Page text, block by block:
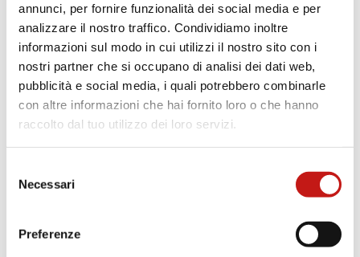
annunci, per fornire funzionalità dei social media e per
analizzare il nostro traffico. Condividiamo inoltre
informazioni sul modo in cui utilizzi il nostro sito con i
nostri partner che si occupano di analisi dei dati web,
pubblicità e social media, i quali potrebbero combinarle
con altre informazioni che hai fornito loro o che hanno
raccolto dal tuo utilizzo dei loro servizi.
delNecessari
Preferenze